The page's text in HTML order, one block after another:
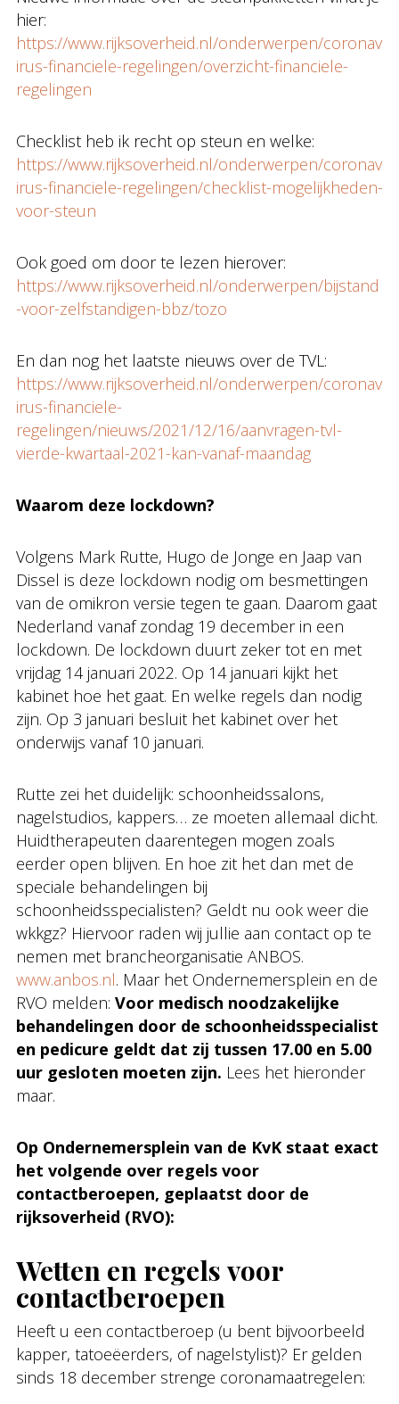
hier:
https://www.rijksoverheid.nl/onderwerpen/coronav
irus-financiele-regelingen/overzicht-financiele-
regelingen
Checklist heb ik recht op steun en welke:
https://www.rijksoverheid.nl/onderwerpen/coronav
irus-financiele-regelingen/checklist-mogelijkheden-
voor-steun
Ook goed om door te lezen hierover:
https://www.rijksoverheid.nl/onderwerpen/bijstand
-voor-zelfstandigen-bbz/tozo
En dan nog het laatste nieuws over de TVL:
https://www.rijksoverheid.nl/onderwerpen/coronav
irus-financiele-
regelingen/nieuws/2021/12/16/aanvragen-tvl-
vierde-kwartaal-2021-kan-vanaf-maandag
Waarom deze lockdown?
Volgens Mark Rutte, Hugo de Jonge en Jaap van
Dissel is deze lockdown nodig om besmettingen
van de omikron versie tegen te gaan. Daarom gaat
Nederland vanaf zondag 19 december in een
lockdown. De lockdown duurt zeker tot en met
vrijdag 14 januari 2022. Op 14 januari kijkt het
kabinet hoe het gaat. En welke regels dan nodig
zijn. Op 3 januari besluit het kabinet over het
onderwijs vanaf 10 januari.
Rutte zei het duidelijk: schoonheidssalons,
nagelstudios, kappers… ze moeten allemaal dicht.
Huidtherapeuten daarentegen mogen zoals
eerder open blijven. En hoe zit het dan met de
speciale behandelingen bij
schoonheidsspecialisten? Geldt nu ook weer die
wkkgz? Hiervoor raden wij jullie aan contact op te
nemen met brancheorganisatie ANBOS.
www.anbos.nl. Maar het Ondernemersplein en de
RVO melden: Voor medisch noodzakelijke
behandelingen door de schoonheidsspecialist
en pedicure geldt dat zij tussen 17.00 en 5.00
uur gesloten moeten zijn. Lees het hieronder
maar.
Op Ondernemersplein van de KvK staat exact
het volgende over regels voor
contactberoepen, geplaatst door de
rijksoverheid (RVO):
Wetten en regels voor
contactberoepen
Heeft u een contactberoep (u bent bijvoorbeeld
kapper, tatoeëerders, of nagelstylist)? Er gelden
sinds 18 december strenge coronamaatregelen: